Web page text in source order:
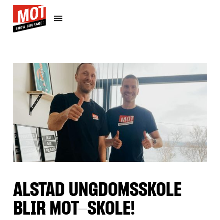
ALSTAD UNGDOMSSKOLE
BLIR MOT-SKOLE!